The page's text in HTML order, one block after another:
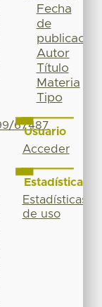
67487
Fecha
de
publicación
Autor
Título
Materia
Tipo
Usuario
Acceder
Estadísticas
Estadísticas
de uso